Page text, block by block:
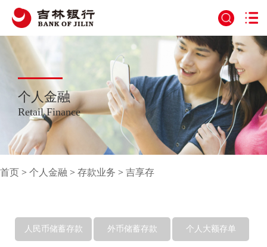
个人金融
Retail Finance
首页 > 个人金融 > 存款业务 > 吉享存
人民币储蓄存款 外币储蓄存款 个人大额存单